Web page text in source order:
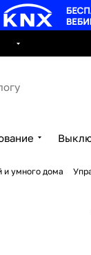
и умного дома